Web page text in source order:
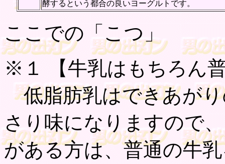
酵するという都合の良いヨーグルトです。
ここでの「こつ」
※１ 【牛乳はもちろん
低脂肪乳はできあが
さり味になりますので
がある方は、普通の牛